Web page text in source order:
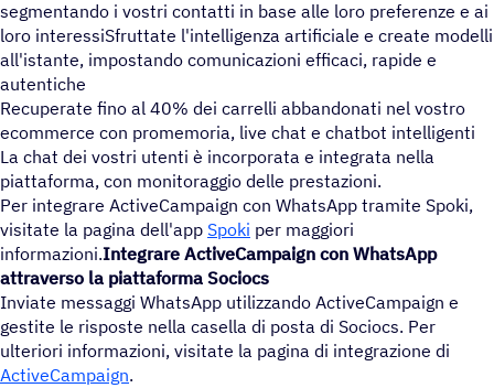
segmentando i vostri contatti in base alle loro preferenze e ai
loro interessiSfruttate l'intelligenza artificiale e create modelli
all'istante, impostando comunicazioni efficaci, rapide e
autentiche
Recuperate fino al 40% dei carrelli abbandonati nel vostro
ecommerce con promemoria, live chat e chatbot intelligenti
La chat dei vostri utenti è incorporata e integrata nella
piattaforma, con monitoraggio delle prestazioni.
Per integrare ActiveCampaign con WhatsApp tramite Spoki,
visitate la pagina dell'app Spoki per maggiori
informazioni.Integrare ActiveCampaign con WhatsApp
attraverso la piattaforma Sociocs
Inviate messaggi WhatsApp utilizzando ActiveCampaign e
gestite le risposte nella casella di posta di Sociocs. Per
ulteriori informazioni, visitate la pagina di integrazione di
ActiveCampaign.